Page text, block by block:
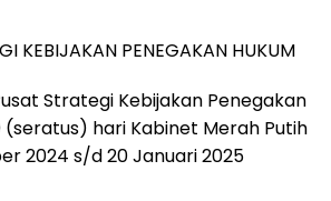
KEBIJAKAN PENEGAKAN HUKUM
Strategi Kebijakan Penegakan
(seratus) hari Kabinet Merah Putih
2024 s/d 20 Januari 2025